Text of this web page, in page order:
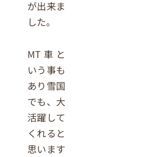
が出来ま
した。
MT車と
いう事も
あり雪国
でも、大
活躍して
くれると
思います